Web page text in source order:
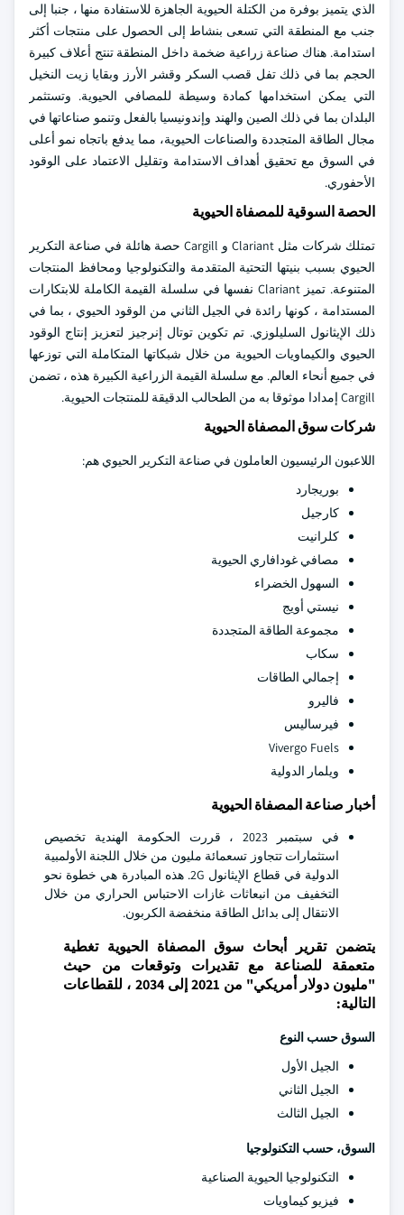
الذي يتميز بوفرة من الكتلة الحيوية الجاهزة للاستفادة منها ، جنبا إلى
جنب مع المنطقة التي تسعى بنشاط إلى الحصول على منتجات أكثر
استدامة. هناك صناعة زراعية ضخمة داخل المنطقة تنتج أعلاف كبيرة
الحجم بما في ذلك تفل قصب السكر وقشر الأرز وبقايا زيت النخيل
التي يمكن استخدامها كمادة وسيطة للمصافي الحيوية. وتستثمر
البلدان بما في ذلك الصين والهند وإندونيسيا بالفعل وتنمو صناعاتها في
مجال الطاقة المتجددة والصناعات الحيوية، مما يدفع باتجاه نمو أعلى
في السوق مع تحقيق أهداف الاستدامة وتقليل الاعتماد على الوقود
الأحفوري.
الحصة السوقية للمصفاة الحيوية
تمتلك شركات مثل Clariant و Cargill حصة هائلة في صناعة التكرير
الحيوي بسبب بنيتها التحتية المتقدمة والتكنولوجيا ومحافظ المنتجات
المتنوعة. تميز Clariant نفسها في سلسلة القيمة الكاملة للابتكارات
المستدامة ، كونها رائدة في الجيل الثاني من الوقود الحيوي ، بما في
ذلك الإيثانول السليلوزي. تم تكوين توتال إنرجيز لتعزيز إنتاج الوقود
الحيوي والكيماويات الحيوية من خلال شبكاتها المتكاملة التي توزعها
في جميع أنحاء العالم. مع سلسلة القيمة الزراعية الكبيرة هذه ، تضمن
Cargill إمدادا موثوقا به من الطحالب الدقيقة للمنتجات الحيوية.
شركات سوق المصفاة الحيوية
اللاعبون الرئيسيون العاملون في صناعة التكرير الحيوي هم:
بوريجارد
كارجيل
كلرانيت
مصافي غودافاري الحيوية
السهول الخضراء
نيستي أويج
مجموعة الطاقة المتجددة
سكاب
إجمالي الطاقات
فاليرو
فيرساليس
Vivergo Fuels
ويلمار الدولية
أخبار صناعة المصفاة الحيوية
في سبتمبر 2023 ، قررت الحكومة الهندية تخصيص
استثمارات تتجاوز تسعمائة مليون من خلال اللجنة الأولمبية
الدولية في قطاع الإيثانول 2G. هذه المبادرة هي خطوة نحو
التخفيف من انبعاثات غازات الاحتباس الحراري من خلال
الانتقال إلى بدائل الطاقة منخفضة الكربون.
يتضمن تقرير أبحاث سوق المصفاة الحيوية تغطية
متعمقة للصناعة مع تقديرات وتوقعات من حيث
"مليون دولار أمريكي" من 2021 إلى 2034 ، للقطاعات
التالية:
السوق حسب النوع
الجيل الأول
الجيل الثاني
الجيل الثالث
السوق، حسب التكنولوجيا
التكنولوجيا الحيوية الصناعية
فيزيو كيماويات